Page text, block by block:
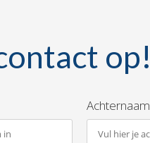
op!
Achternaam